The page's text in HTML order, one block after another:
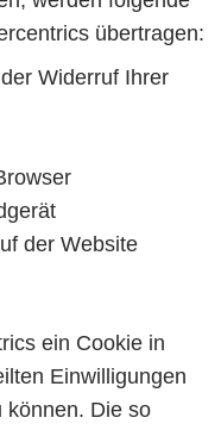
übertragen:
Widerruf Ihrer
der Website
ein Cookie in
Einwilligungen
können. Die so